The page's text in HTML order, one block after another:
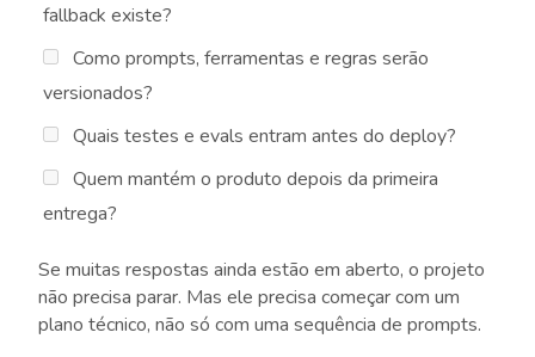
fallback existe?
Como prompts, ferramentas e regras serão
versionados?
Quais testes e evals entram antes do deploy?
Quem mantém o produto depois da primeira
entrega?
Se muitas respostas ainda estão em aberto, o projeto
não precisa parar. Mas ele precisa começar com um
plano técnico, não só com uma sequência de prompts.